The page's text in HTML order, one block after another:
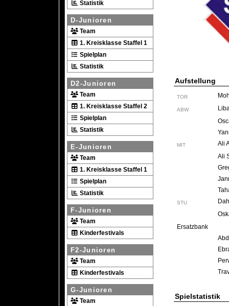
Statistik
D-Junioren
Team
1. Kreisklasse Staffel 1
Spielplan
Statistik
D2-Junioren
Team
1. Kreisklasse Staffel 2
Spielplan
Statistik
E-Junioren
Team
1. Kreisklasse Staffel 1
Spielplan
Statistik
F-Junioren
Team
Kinderfestivals
F2-Junioren
Team
Kinderfestivals
G-Junioren
Team
Aufstellung
TOR
ABW
MIT
Ali
Ali
STU
Ersatzbank
Spielstatistik